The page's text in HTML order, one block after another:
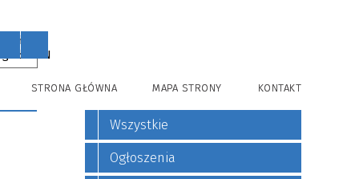
EN
STRONA GŁÓWNA MAPA STRONY KONTAKT
Wszystkie
Ogłoszenia